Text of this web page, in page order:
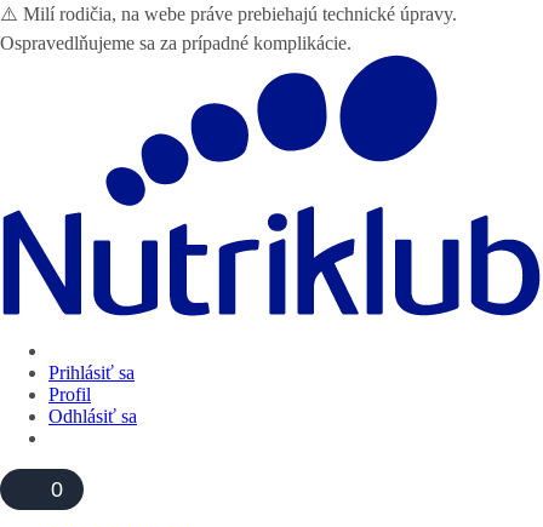
⚠️ Milí rodičia, na webe práve prebiehajú technické úpravy.
Ospravedlňujeme sa za prípadné komplikácie.
Prihlásiť sa
Profil
Odhlásiť sa
0